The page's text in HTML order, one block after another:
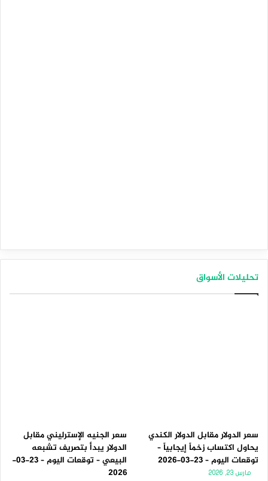
تحليلات الأسواق
سعر الدولار مقابل الدولار الكندي
يحاول اكتساب زخماً إيجابياً –
توقعات اليوم – 23-03-2026
مارس 23, 2026
سعر الجنيه الإسترليني مقابل
الدولار يبدأ بتصريف تشبعه
البيعي – توقعات اليوم – 23-03-
2026